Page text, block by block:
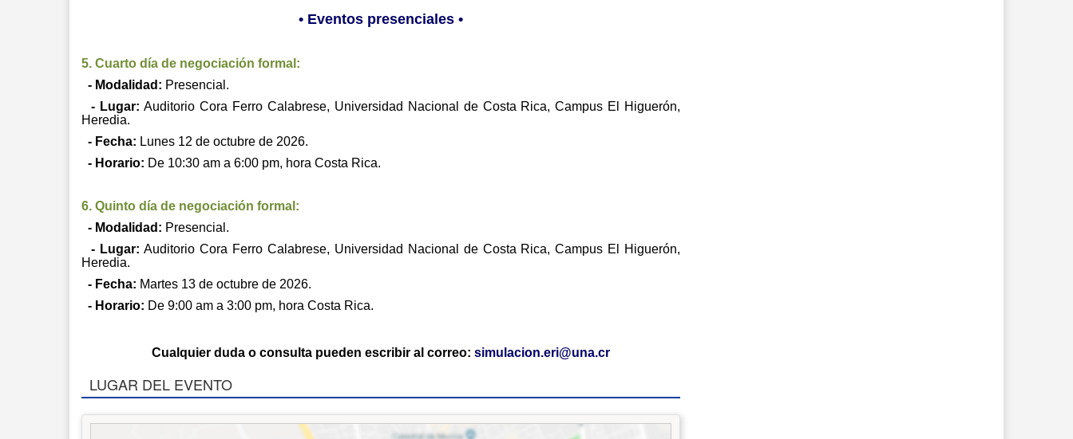
• Eventos presenciales •
5. Cuarto día de negociación formal:
- Modalidad: Presencial.
- Lugar:Auditorio Cora Ferro Calabrese, Universidad Nacional de Costa Rica, Campus El Higuerón,
Heredia.
- Fecha: Lunes 12 de octubre de 2026.
- Horario: De 10:30 am a 6:00 pm, hora Costa Rica.
6. Quinto día de negociación formal:
- Modalidad: Presencial.
- Lugar:Auditorio Cora Ferro Calabrese, Universidad Nacional de Costa Rica, Campus El Higuerón,
Heredia.
- Fecha: Martes 13 de octubre de 2026.
- Horario: De 9:00 am a 3:00 pm, hora Costa Rica.
Cualquier duda o consulta pueden escribir al correo: simulacion.eri@una.cr
LUGAR DEL EVENTO